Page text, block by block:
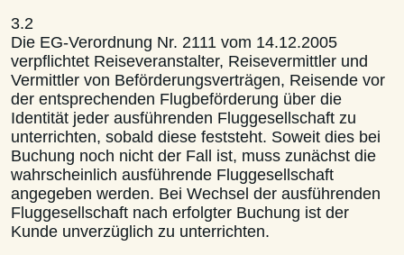
3.2
Die EG-Verordnung Nr. 2111 vom 14.12.2005
verpflichtet Reiseveranstalter, Reisevermittler und
Vermittler von Beförderungsverträgen, Reisende vor
der entsprechenden Flugbeförderung über die
Identität jeder ausführenden Fluggesellschaft zu
unterrichten, sobald diese feststeht. Soweit dies bei
Buchung noch nicht der Fall ist, muss zunächst die
wahrscheinlich ausführende Fluggesellschaft
angegeben werden. Bei Wechsel der ausführenden
Fluggesellschaft nach erfolgter Buchung ist der
Kunde unverzüglich zu unterrichten.